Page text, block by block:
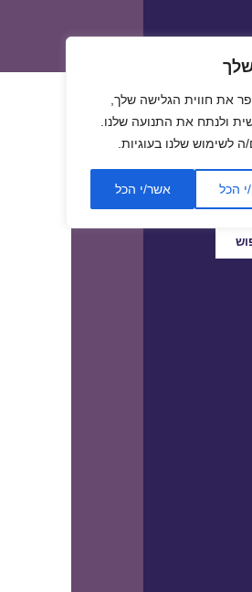
את חווית הגלישה שלך,
ולנתח את התנועה שלנו.
שלנו בעוגיות.
הכל אשר/י הכל